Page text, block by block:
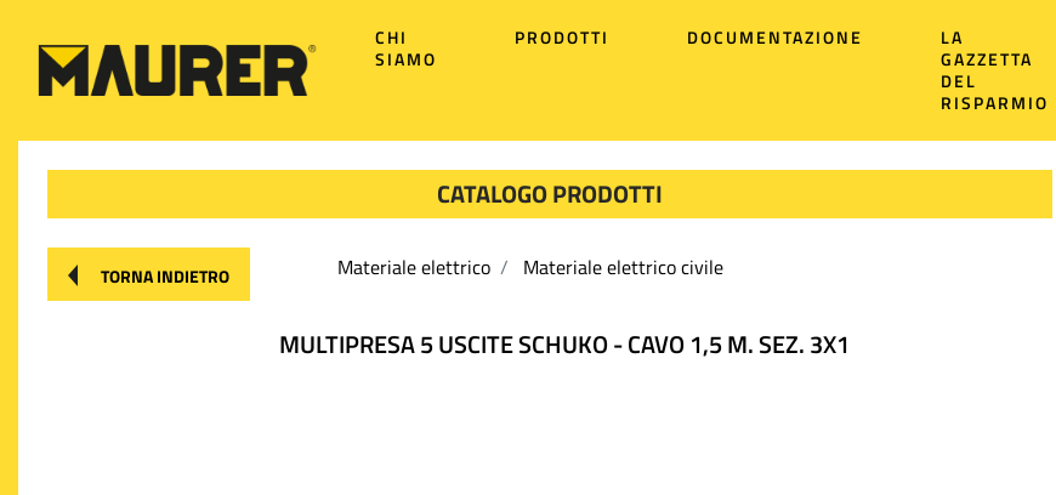
CHI
SIAMO
PRODOTTI DOCUMENTAZIONE
LA
GAZZETTA
DEL
RISPARMIO
CATALOGO PRODOTTI
TORNA INDIETRO Materiale elettrico Materiale elettrico civile
MULTIPRESA 5 USCITE SCHUKO - CAVO 1,5 M. SEZ. 3X1